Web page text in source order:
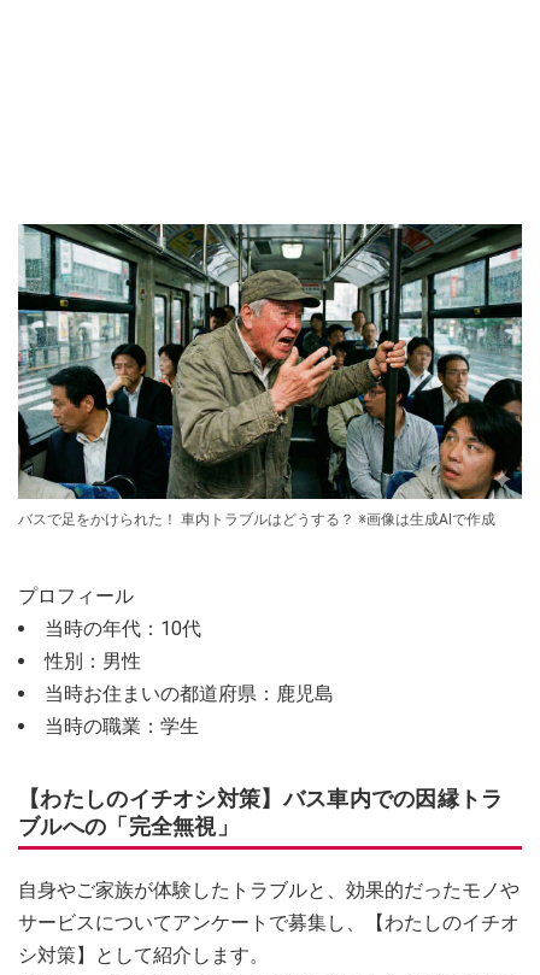
バスで足をかけられた！ 車内トラブルはどうする？ ※画像は生成AIで作成
プロフィール
当時の年代：10代
性別：男性
当時お住まいの都道府県：鹿児島
当時の職業：学生
【わたしのイチオシ対策】バス車内での因縁トラ
ブルへの「完全無視」
自身やご家族が体験したトラブルと、効果的だったモノや
サービスについてアンケートで募集し、【わたしのイチオ
シ対策】として紹介します。